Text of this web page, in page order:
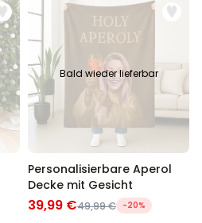
Bald wieder lieferbar
Personalisierbare Aperol
Decke mit Gesicht
39,99 €49,99 € -20%